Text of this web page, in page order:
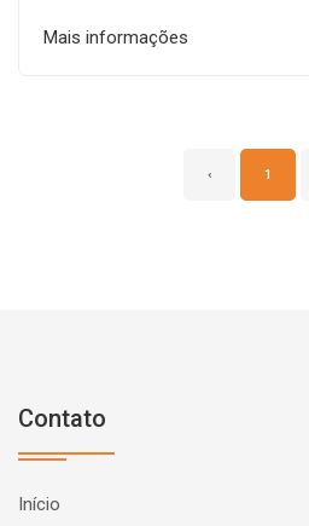
Mais informações
‹ 1
Contato
Início